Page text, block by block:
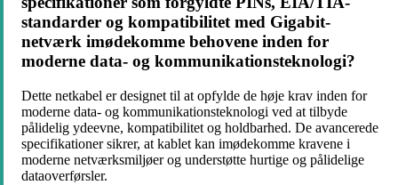
standarder og kompatibilitet med Gigabit-
netværk imødekomme behovene inden for
moderne data- og kommunikationsteknologi?
Dette netkabel er designet til at opfylde de høje krav inden for
moderne data- og kommunikationsteknologi ved at tilbyde
pålidelig ydeevne, kompatibilitet og holdbarhed. De avancerede
specifikationer sikrer, at kablet kan imødekomme kravene i
moderne netværksmiljøer og understøtte hurtige og pålidelige
dataoverførsler.